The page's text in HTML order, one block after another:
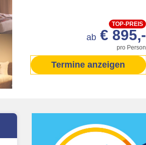
TOP-PREIS
pro Person
ab € 895,-
Termine anzeigen